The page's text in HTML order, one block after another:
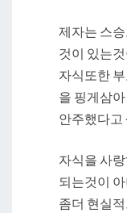
제자는 스
것이 있는
자식또한
을 핑게삼아
안주했다고
자식을 사
되는것이
좀더 현실